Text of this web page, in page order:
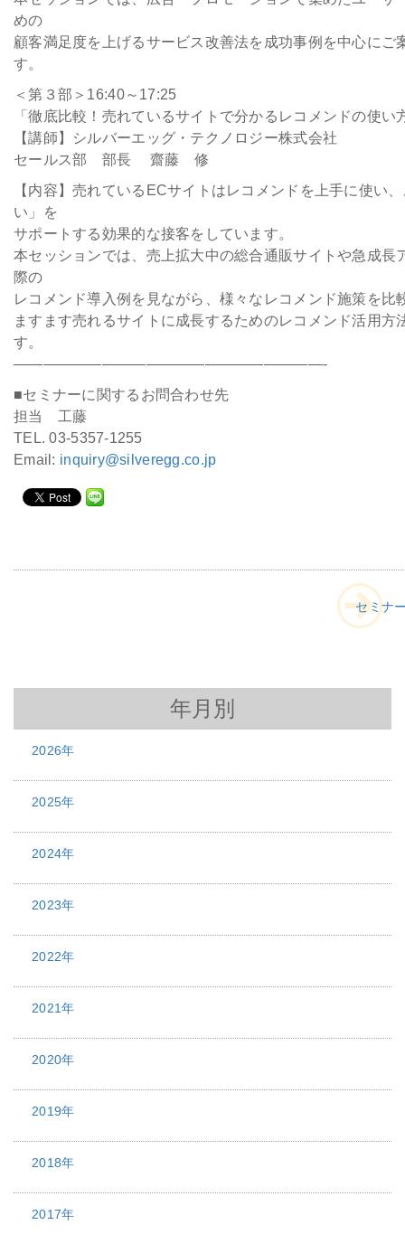
めの
顧客満足度を上げるサービス改善法を成功事例を中心にご
す。
＜第３部＞16:40～17:25
「徹底比較！売れているサイトで分かるレコメンドの使い
【講師】シルバーエッグ・テクノロジー株式会社
セールス部 部長 齋藤 修
【内容】売れているECサイトはレコメンドを上手に使い
い」を
サポートする効果的な接客をしています。
本セッションでは、売上拡大中の総合通販サイトや急成長
際の
レコメンド導入例を見ながら、様々なレコメンド施策を比
ますます売れるサイトに成長するためのレコメンド活用方
す。
—————————————————————-
■セミナーに関するお問合わせ先
担当 工藤
TEL. 03-5357-1255
Email: inquiry@silveregg.co.jp
セミナ
年月別
2026年
2025年
2024年
2023年
2022年
2021年
2020年
2019年
2018年
2017年